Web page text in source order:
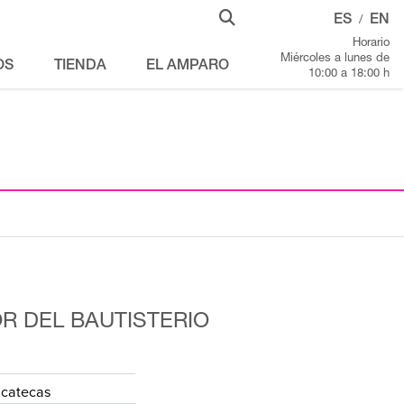
TIENDA EL AMPARO
ES / EN
Horario
Miércoles a lunes de
10:00 a 18:00 h
DEL BAUTISTERIO